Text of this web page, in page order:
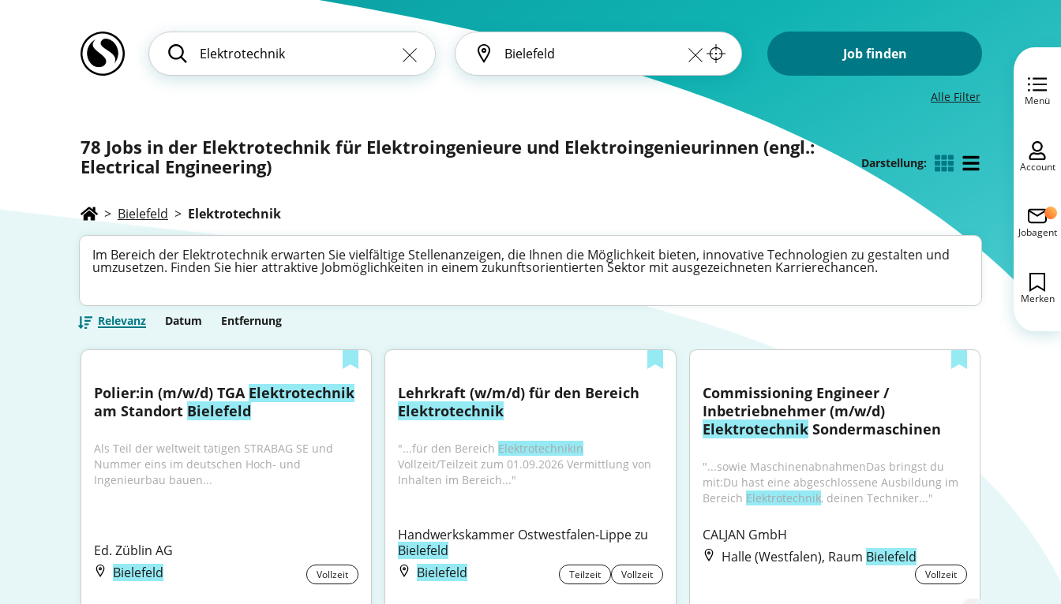
Job finden
Alle Filter
78 Jobs in der Elektrotechnik für Elektroingenieure und Elektroingenieurinnen (engl.:
Electrical Engineering)
Darstellung:
> Bielefeld > Elektrotechnik
Im Bereich der Elektrotechnik erwarten Sie vielfältige Stellenanzeigen, die Ihnen die Möglichkeit bieten, innovative Technologien zu gestalten und
umzusetzen. Finden Sie hier attraktive Jobmöglichkeiten in einem zukunftsorientierten Sektor mit ausgezeichneten Karrierechancen.
Relevanz Datum Entfernung
Polier:in (m/w/d) TGA Elektrotechnik
am Standort Bielefeld
Als Teil der weltweit tätigen STRABAG SE und
Nummer eins im deutschen Hoch- und
Ingenieurbau bauen...
Ed. Züblin AG
Bielefeld
Vollzeit
Elektrotechnik
"...für den Bereich Elektrotechnikin
Vollzeit/Teilzeit zum 01.09.2026 Vermittlung von
Inhalten im Bereich..."
Bielefeld
Bielefeld
Teilzeit Vollzeit
Commissioning Engineer /
Inbetriebnehmer (m/w/d)
Elektrotechnik Sondermaschinen
"...sowie MaschinenabnahmenDas bringst du
mit:Du hast eine abgeschlossene Ausbildung im
Bereich Elektrotechnik, deinen Techniker..."
CALJAN GmbH
Halle (Westfalen), Raum Bielefeld
Vollzeit
Menü
Account
Jobagent
Merken